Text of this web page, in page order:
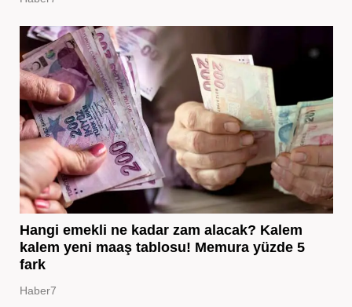
Hangi emekli ne kadar zam alacak? Kalem
kalem yeni maaş tablosu! Memura yüzde 5
fark
Haber7